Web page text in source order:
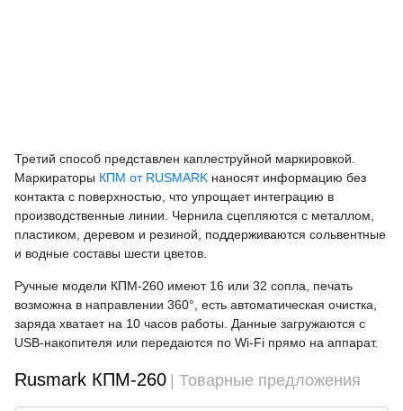
Третий способ представлен каплеструйной маркировкой.
Маркираторы КПМ от RUSMARK наносят информацию без
контакта с поверхностью, что упрощает интеграцию в
производственные линии. Чернила сцепляются с металлом,
пластиком, деревом и резиной, поддерживаются сольвентные
и водные составы шести цветов.
Ручные модели КПМ-260 имеют 16 или 32 сопла, печать
возможна в направлении 360°, есть автоматическая очистка,
заряда хватает на 10 часов работы. Данные загружаются с
USB-накопителя или передаются по Wi-Fi прямо на аппарат.
Rusmark КПМ-260 | Товарные предложения